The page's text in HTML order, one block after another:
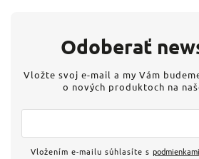
Odoberať
Vložte svoj e-mail a my Vám
o nových produktoch na
Vložením e-mailu súhlasíte s